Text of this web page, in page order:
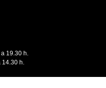
19.30 h.
14.30 h.